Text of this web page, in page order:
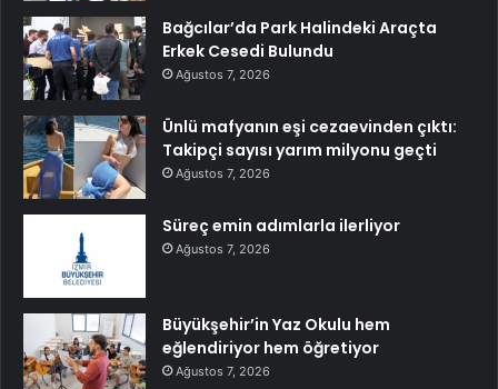
Bağcılar’da Park Halindeki Araçta
Erkek Cesedi Bulundu
Ağustos 7, 2026
Ünlü mafyanın eşi cezaevinden çıktı:
Takipçi sayısı yarım milyonu geçti
Ağustos 7, 2026
Süreç emin adımlarla ilerliyor
Ağustos 7, 2026
Büyükşehir’in Yaz Okulu hem
eğlendiriyor hem öğretiyor
Ağustos 7, 2026